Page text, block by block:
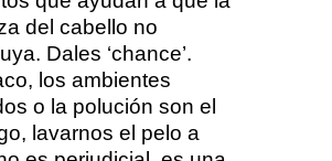
del cabello no
Dales ‘chance’.
los ambientes
o la polución son el
lavarnos el pelo a